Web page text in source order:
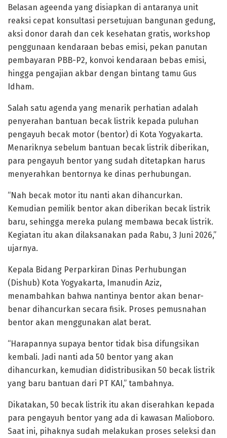
Belasan ageenda yang disiapkan di antaranya unit
reaksi cepat konsultasi persetujuan bangunan gedung,
aksi donor darah dan cek kesehatan gratis, workshop
penggunaan kendaraan bebas emisi, pekan panutan
pembayaran PBB-P2, konvoi kendaraan bebas emisi,
hingga pengajian akbar dengan bintang tamu Gus
Idham.
Salah satu agenda yang menarik perhatian adalah
penyerahan bantuan becak listrik kepada puluhan
pengayuh becak motor (bentor) di Kota Yogyakarta.
Menariknya sebelum bantuan becak listrik diberikan,
para pengayuh bentor yang sudah ditetapkan harus
menyerahkan bentornya ke dinas perhubungan.
“Nah becak motor itu nanti akan dihancurkan.
Kemudian pemilik bentor akan diberikan becak listrik
baru, sehingga mereka pulang membawa becak listrik.
Kegiatan itu akan dilaksanakan pada Rabu, 3 Juni 2026,”
ujarnya.
Kepala Bidang Perparkiran Dinas Perhubungan
(Dishub) Kota Yogyakarta, Imanudin Aziz,
menambahkan bahwa nantinya bentor akan benar-
benar dihancurkan secara fisik. Proses pemusnahan
bentor akan menggunakan alat berat.
“Harapannya supaya bentor tidak bisa difungsikan
kembali. Jadi nanti ada 50 bentor yang akan
dihancurkan, kemudian didistribusikan 50 becak listrik
yang baru bantuan dari PT KAI,” tambahnya.
Dikatakan, 50 becak listrik itu akan diserahkan kepada
para pengayuh bentor yang ada di kawasan Malioboro.
Saat ini, pihaknya sudah melakukan proses seleksi dan